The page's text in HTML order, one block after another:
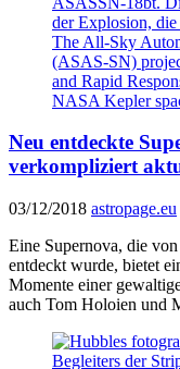
Neu entdeckte
verkompliziert
03/12/2018 astropage.eu
Eine Supernova, die
entdeckt wurde, bietet
Momente einer
auch Tom Holoien und